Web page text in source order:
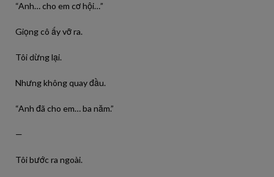
“Anh… cho em cơ hội…”
Giọng cô ấy vỡ ra.
Tôi dừng lại.
Nhưng không quay đầu.
“Anh đã cho em… ba năm.”
—
Tôi bước ra ngoài.